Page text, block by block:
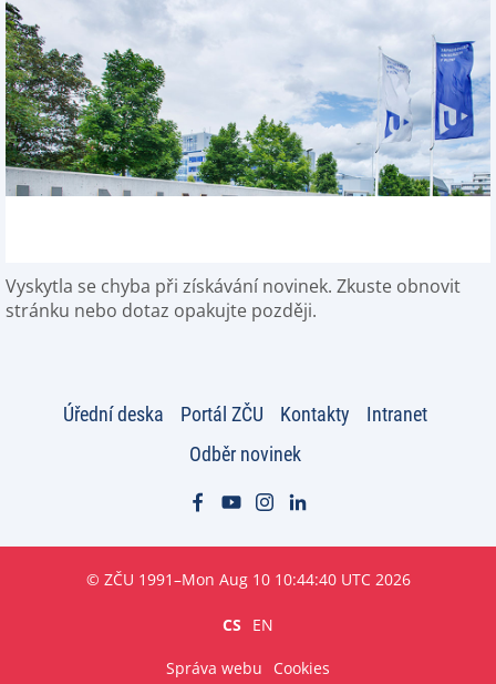
Vyskytla se chyba při získávání novinek. Zkuste obnovit
stránku nebo dotaz opakujte později.
Úřední deska Portál ZČU Kontakty
Intranet
Odběr novinek
© ZČU 1991–Mon Aug 10 10:44:40 UTC 2026
CS EN
Správa webu Cookies